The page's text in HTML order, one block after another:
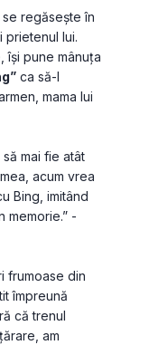
se regăsește în
prietenul lui.
își pune mânuța
ca să-l
mama lui
să mai fie atât
acum vrea
Bing, imitând
memorie.” -
frumoase din
împreună
că trenul
am